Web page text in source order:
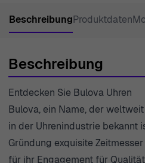
BeschreibungProduktdaten
Beschreibung
Entdecken Sie Bulova Uhren
Bulova, ein Name, der
in der Uhrenindustrie bekannt
Gründung exquisite
für ihr Engagement für